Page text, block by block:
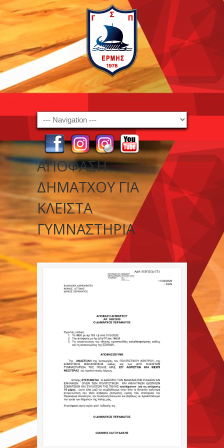
Navigation
ΑΠΟΦΑΣΗ
ΔΗΜΑΤΧΟΥ ΓΙΑ
ΚΛΕΙΣΤΑ
ΓΥΜΝΑΣΤΗΡΙΑ